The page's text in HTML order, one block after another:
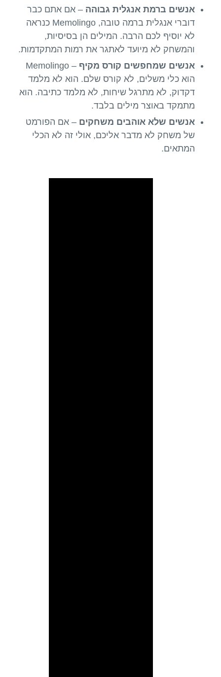
אנשים ברמת אנגלית גבוהה – אם אתם כבר
דוברי אנגלית ברמה טובה, Memolingo כנראה
לא יוסיף לכם הרבה. המילים הן בסיסיות,
והמשחק לא מיועד לאתגר את רמות המתקדמות.
אנשים שמחפשים קורס מקיף
– Memolingo
הוא כלי משלים, לא קורס שלם. הוא לא מלמד
דקדוק, לא מתרגל שיחות, לא מלמד כתיבה. הוא
מתמקד באוצר מילים בלבד.
אנשים שלא אוהבים משחקים – אם הפורמט
של משחק לא מדבר אליכם, אולי זה לא הכלי
המתאים.